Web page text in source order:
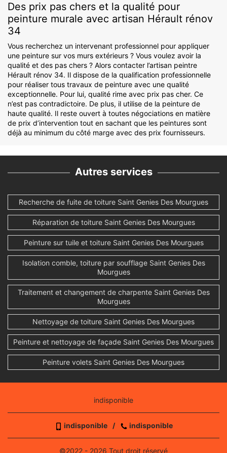
Des prix pas chers et la qualité pour
peinture murale avec artisan Hérault rénov
34
Vous recherchez un intervenant professionnel pour appliquer
une peinture sur vos murs extérieurs ? Vous voulez avoir la
qualité et des pas chers ? Alors contacter l’artisan peintre
Hérault rénov 34. Il dispose de la qualification professionnelle
pour réaliser tous travaux de peinture avec une qualité
exceptionnelle. Pour lui, qualité rime avec prix pas cher. Ce
n’est pas contradictoire. De plus, il utilise de la peinture de
haute qualité. Il reste ouvert à toutes négociations en matière
de prix d’intervention tout en sachant que les peintures sont
déjà au minimum du côté marge avec des prix fournisseurs.
Autres services
Recherche de fuite de toiture Saint Genies Des Mourgues
Réparation de toiture Saint Genies Des Mourgues
Peinture sur tuile et toiture Saint Genies Des Mourgues
Isolation comble, toiture par soufflage Saint Genies Des
Mourgues
Traitement et changement de charpente Saint Genies Des
Mourgues
Nettoyage de toiture Saint Genies Des Mourgues
Peinture et nettoyage de façade Saint Genies Des Mourgues
Peinture volets Saint Genies Des Mourgues
indisponible
indisponible / indisponible
©2022 - 2026 Tout droit réservé